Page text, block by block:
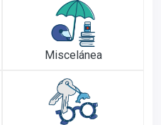
Miscelánea